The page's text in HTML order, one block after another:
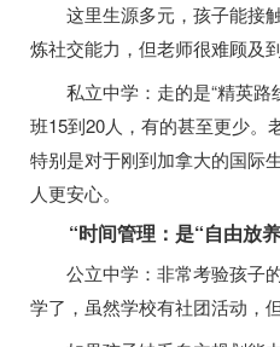
这里生源多元，孩子能接
炼社交能力，但老师很难顾及
私立中学：走的是“精英
班15到20人，有的甚至更少。
特别是对于刚到加拿大的国际
人更安心。
“时间管理：是“自由放
公立中学：非常考验孩子
学了，虽然学校有社团活动，